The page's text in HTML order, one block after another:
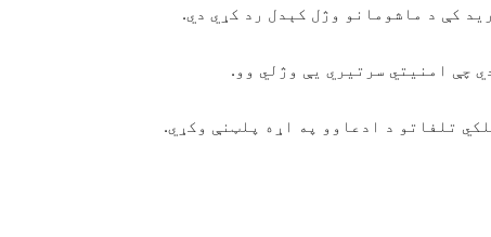
کې د ماشومانو وژل کېدل رد کړي دي.
چې امنیتي سرتیري یې وژلي وو.
تلفاتو د ادعاوو په اړه پلټنې وکړي.